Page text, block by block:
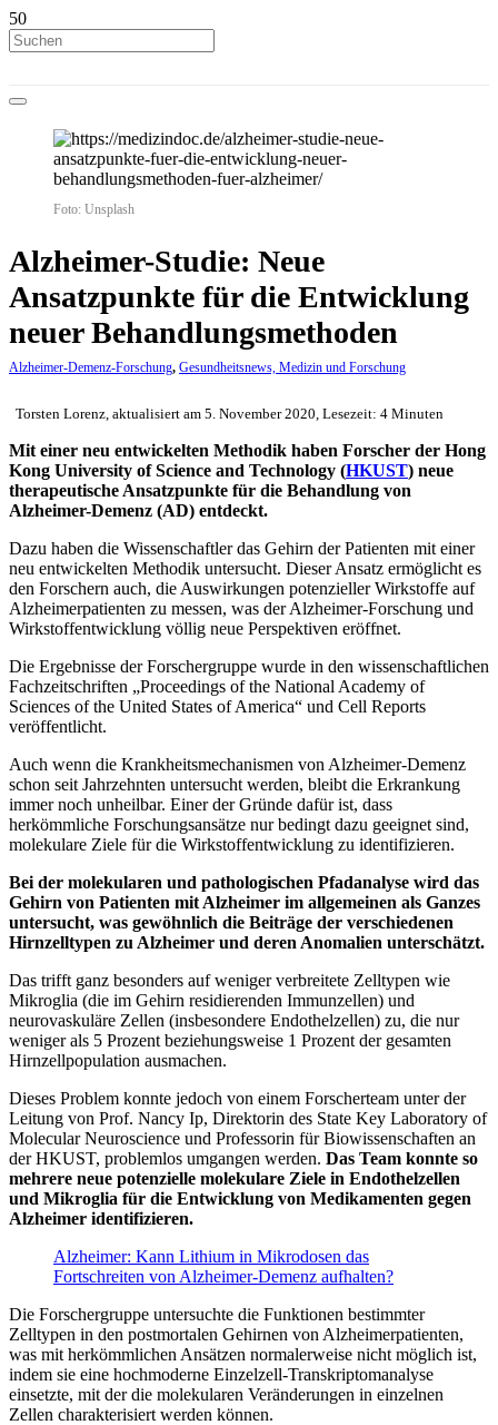
Foto: Unsplash
Alzheimer-Studie: Neue
Ansatzpunkte für die Entwicklung
neuer Behandlungsmethoden
Alzheimer-Demenz-Forschung, Gesundheitsnews, Medizin und Forschung
Torsten Lorenz, aktualisiert am 5. November 2020, Lesezeit: 4 Minuten
Mit einer neu entwickelten Methodik haben Forscher der Hong
Kong University of Science and Technology (HKUST) neue
therapeutische Ansatzpunkte für die Behandlung von
Alzheimer-Demenz (AD) entdeckt.
Dazu haben die Wissenschaftler das Gehirn der Patienten mit einer
neu entwickelten Methodik untersucht. Dieser Ansatz ermöglicht es
den Forschern auch, die Auswirkungen potenzieller Wirkstoffe auf
Alzheimerpatienten zu messen, was der Alzheimer-Forschung und
Wirkstoffentwicklung völlig neue Perspektiven eröffnet.
Die Ergebnisse der Forschergruppe wurde in den wissenschaftlichen
Fachzeitschriften „Proceedings of the National Academy of
Sciences of the United States of America“ und Cell Reports
veröffentlicht.
Auch wenn die Krankheitsmechanismen von Alzheimer-Demenz
schon seit Jahrzehnten untersucht werden, bleibt die Erkrankung
immer noch unheilbar. Einer der Gründe dafür ist, dass
herkömmliche Forschungsansätze nur bedingt dazu geeignet sind,
molekulare Ziele für die Wirkstoffentwicklung zu identifizieren.
Bei der molekularen und pathologischen Pfadanalyse wird das
Gehirn von Patienten mit Alzheimer im allgemeinen als Ganzes
untersucht, was gewöhnlich die Beiträge der verschiedenen
Hirnzelltypen zu Alzheimer und deren Anomalien unterschätzt.
Das trifft ganz besonders auf weniger verbreitete Zelltypen wie
Mikroglia (die im Gehirn residierenden Immunzellen) und
neurovaskuläre Zellen (insbesondere Endothelzellen) zu, die nur
weniger als 5 Prozent beziehungsweise 1 Prozent der gesamten
Hirnzellpopulation ausmachen.
Dieses Problem konnte jedoch von einem Forscherteam unter der
Leitung von Prof. Nancy Ip, Direktorin des State Key Laboratory of
Molecular Neuroscience und Professorin für Biowissenschaften an
der HKUST, problemlos umgangen werden. Das Team konnte so
mehrere neue potenzielle molekulare Ziele in Endothelzellen
und Mikroglia für die Entwicklung von Medikamenten gegen
Alzheimer identifizieren.
Alzheimer: Kann Lithium in Mikrodosen das
Fortschreiten von Alzheimer-Demenz aufhalten?
Die Forschergruppe untersuchte die Funktionen bestimmter
Zelltypen in den postmortalen Gehirnen von Alzheimerpatienten,
was mit herkömmlichen Ansätzen normalerweise nicht möglich ist,
indem sie eine hochmoderne Einzelzell-Transkriptomanalyse
einsetzte, mit der die molekularen Veränderungen in einzelnen
Zellen charakterisiert werden können.